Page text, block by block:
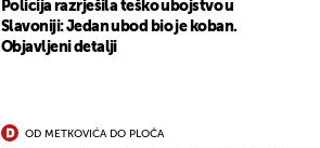
Policija razrješila teško ubojstvo u
Slavoniji: Jedan ubod bio je koban.
Objavljeni detalji
OD METKOVIĆA DO PLOČA